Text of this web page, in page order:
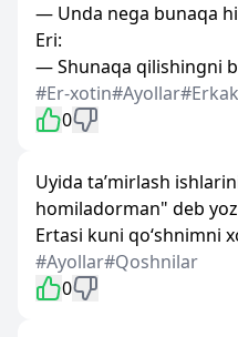
— Unda nega bunaqa
Eri:
— Shunaqa qilishingni
#Er-xotin#Ayollar
0
Uyida ta’mirlash
homiladorman" deb
Ertasi kuni qo‘shnimni
#Ayollar#Qoshnilar
0